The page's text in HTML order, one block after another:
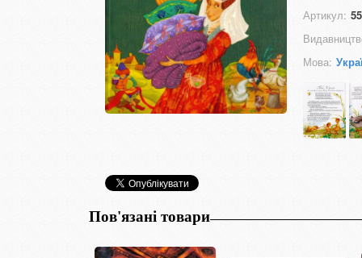
Артикул:
Мова:
Пов'язані товари